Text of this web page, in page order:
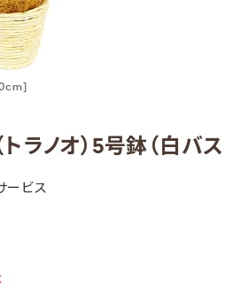
ラノオ）5号鉢（白バス
ービス